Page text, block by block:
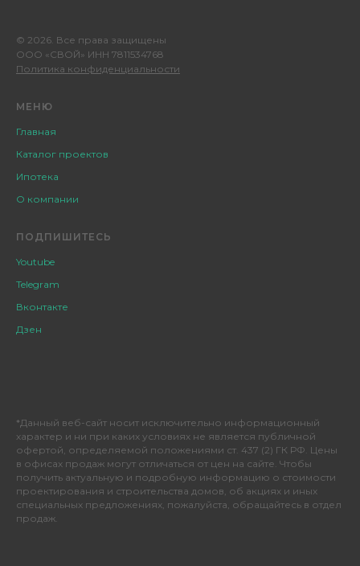
© 2026. Все права защищены
ООО «СВОЙ» ИНН 7811534768
Политика конфиденциальности
МЕНЮ
Главная
Каталог проектов
Ипотека
О компании
ПОДПИШИТЕСЬ
Youtube
Telegram
Вконтакте
Дзен
*Данный веб-сайт носит исключительно информационный
характер и ни при каких условиях не является публичной
офертой, определяемой положениями ст. 437 (2) ГК РФ. Цены
в офисах продаж могут отличаться от цен на сайте. Чтобы
получить актуальную и подробную информацию о стоимости
проектирования и строительства домов, об акциях и иных
специальных предложениях, пожалуйста, обращайтесь в отдел
продаж.